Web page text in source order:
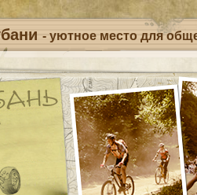
- уютное место для